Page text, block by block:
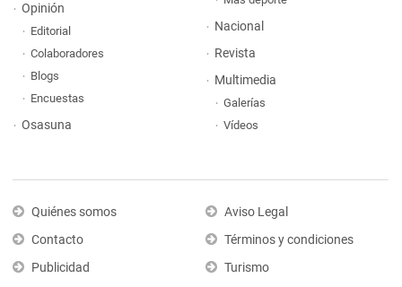
Opinión
Editorial
Colaboradores
Blogs
Encuestas
Osasuna
Nacional
Revista
Multimedia
Galerías
Vídeos
Quiénes somos
Contacto
Publicidad
Aviso Legal
Términos y condiciones
Turismo